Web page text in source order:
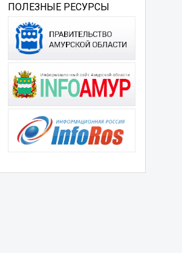
ПОЛЕЗНЫЕ РЕСУРСЫ